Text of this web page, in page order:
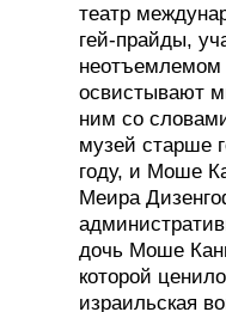
театр
гей-прайды,
неотъемлемом
освистывают
ним со
музей старше
году, и Моше
Меира
дочь Моше
которой
израильская